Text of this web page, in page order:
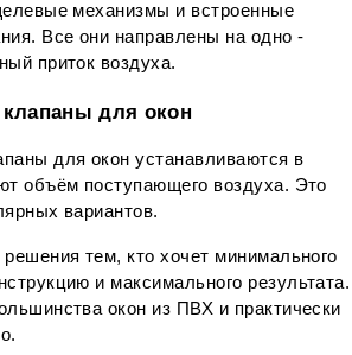
ВОЙТИ
Э-почта
НОВЫЙ ПАРОЛЬ
Э-почта
механизмы и встроенные
Все они направлены на одно -
приток воздуха.
для окон
для окон устанавливаются в
объём поступающего воздуха. Это
вариантов.
тем, кто хочет минимального
и максимального результата.
окон из ПВХ и практически
НАПИШИТЕ НАМ,
вопросами и подскажем, как
Имя Фамилия
Э-почта
свяжется с вами в течение 1
рабочего дня.